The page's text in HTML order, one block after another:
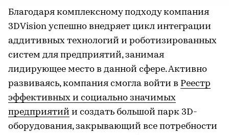
Благодаря комплексному подходу компания
3DVision успешно внедряет цикл интеграции
аддитивных технологий и роботизированных
систем для предприятий, занимая
лидирующее место в данной сфере. Активно
развиваясь, компания смогла войти в Реестр
эффективных и социально значимых
предприятий и создать большой парк 3D-
оборудования, закрывающий все потребности